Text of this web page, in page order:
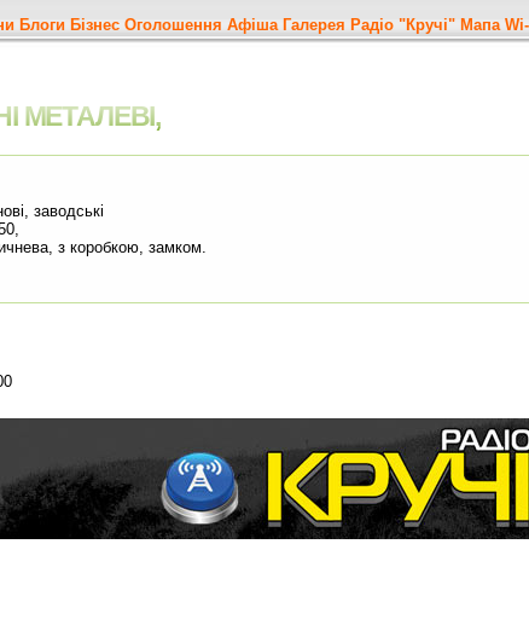
Блоги Бізнес Оголошення Афіша Галерея Радіо "Кручі" Мапа
МЕТАЛЕВІ,
заводські
з коробкою, замком.